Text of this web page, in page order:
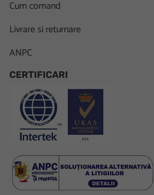
Cum comand
Livrare si returnare
ANPC
CERTIFICARI